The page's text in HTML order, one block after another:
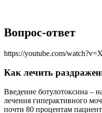
Вопрос-ответ
https://youtube.com/
Как лечить
Введение ботулотоксина –
лечения гиперактивного
почти 80 процентам